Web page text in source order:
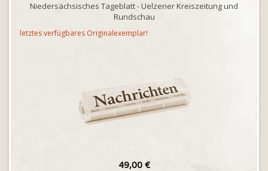
Niedersächsisches Tageblatt - Uelzener Kreiszeitung und
Rundschau
letztes verfügbares Originalexemplar!
49,00 €